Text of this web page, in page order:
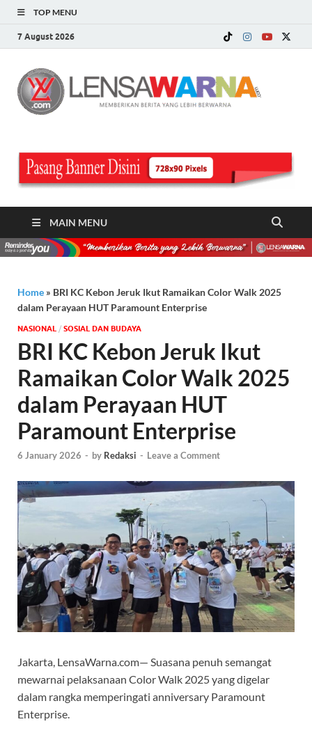
TOP MENU
7 August 2026
MAIN MENU
Home » BRI KC Kebon Jeruk Ikut Ramaikan Color Walk 2025
dalam Perayaan HUT Paramount Enterprise
NASIONAL / SOSIAL DAN BUDAYA
BRI KC Kebon Jeruk Ikut
Ramaikan Color Walk 2025
dalam Perayaan HUT
Paramount Enterprise
6 January 2026 - by Redaksi - Leave a Comment
Jakarta, LensaWarna.com— Suasana penuh semangat
mewarnai pelaksanaan Color Walk 2025 yang digelar
dalam rangka memperingati anniversary Paramount
Enterprise.